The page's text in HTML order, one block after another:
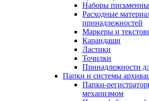
Наборы
Расходные
принадлежностей
Маркеры и
Карандаши
Ластики
Точилки
Принадлежности
Папки и системы
Папки-
механизмом